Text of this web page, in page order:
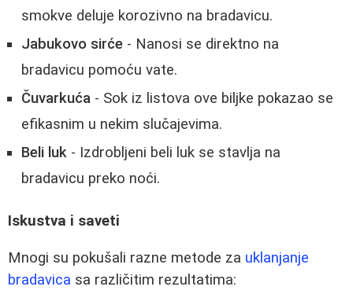
smokve deluje korozivno na bradavicu.
Jabukovo sirće - Nanosi se direktno na
bradavicu pomoću vate.
Čuvarkuća - Sok iz listova ove biljke pokazao se
efikasnim u nekim slučajevima.
Beli luk - Izdrobljeni beli luk se stavlja na
bradavicu preko noći.
Iskustva i saveti
Mnogi su pokušali razne metode za uklanjanje
bradavica sa različitim rezultatima: